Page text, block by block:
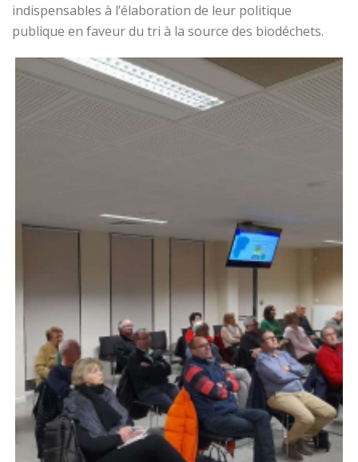
indispensables à l’élaboration de leur politique
publique en faveur du tri à la source des biodéchets.